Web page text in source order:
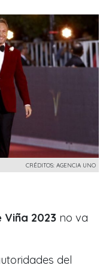
CRÉDITOS: AGENCIA UNO
Viña 2023 no va
del